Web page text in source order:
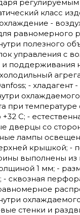
класс
-
равномерного
полезного
управления с
и поддерживания
- хладагент -
при
С; -
дверцы со
лампы
крышкой; -
выполнены
1 мм; -
- сквозная
стенки и